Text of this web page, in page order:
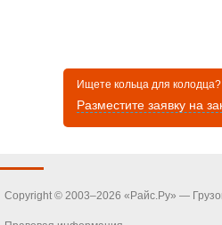
Ищете кольца для колодца?
Разместите заявку на
Copyright © 2003–2026 «Райс.Ру» —